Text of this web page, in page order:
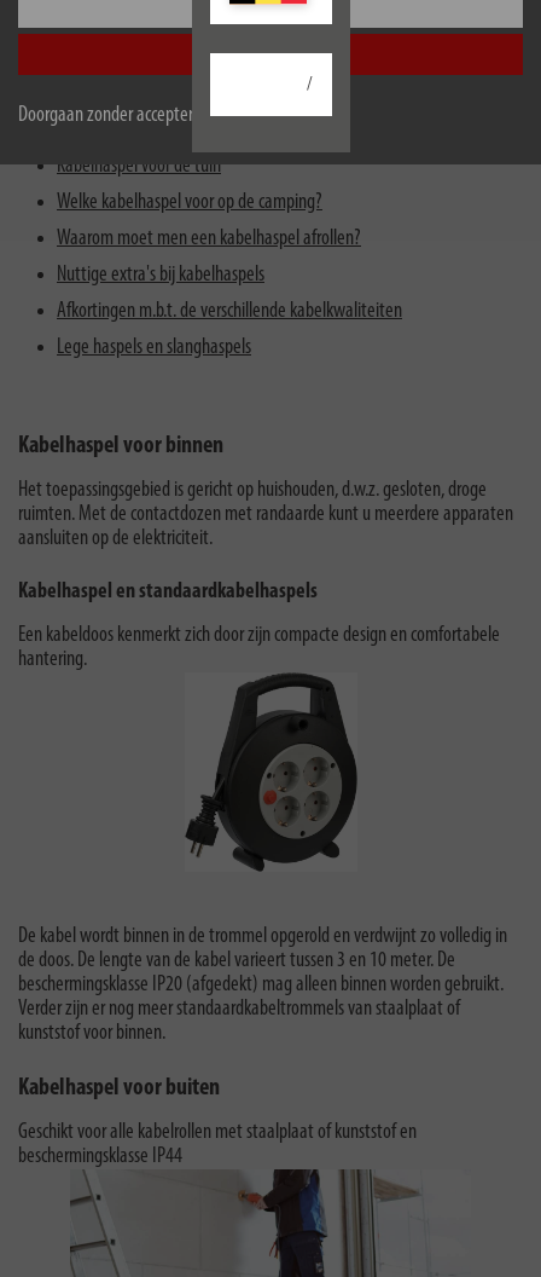
Configureer
Accepteer alle
Doorgaan zonder accepteren
/
Kabelhaspel voor binnen
Welke kabelhaspel op de bouwplaats of in de handel?
Kabelhaspel voor de tuin
Welke kabelhaspel voor op de camping?
Waarom moet men een kabelhaspel afrollen?
Nuttige extra's bij kabelhaspels
Afkortingen m.b.t. de verschillende kabelkwaliteiten
Lege haspels en slanghaspels
Kabelhaspel voor binnen
Het toepassingsgebied is gericht op huishouden, d.w.z. gesloten, droge
ruimten. Met de contactdozen met randaarde kunt u meerdere apparaten
aansluiten op de elektriciteit.
Kabelhaspel en standaardkabelhaspels
Een kabeldoos kenmerkt zich door zijn compacte design en comfortabele
hantering.
De kabel wordt binnen in de trommel opgerold en verdwijnt zo volledig in
de doos. De lengte van de kabel varieert tussen 3 en 10 meter. De
beschermingsklasse IP20 (afgedekt) mag alleen binnen worden gebruikt.
Verder zijn er nog meer standaardkabeltrommels van staalplaat of
kunststof voor binnen.
Kabelhaspel voor buiten
Geschikt voor alle kabelrollen met staalplaat of kunststof en
beschermingsklasse IP44